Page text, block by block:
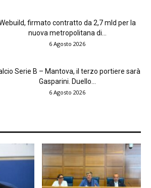
firmato contratto da 2,7 mld per la
nuova metropolitana di...
6 Agosto 2026
Serie B – Mantova, il terzo portiere sarà
Gasparini. Duello...
6 Agosto 2026